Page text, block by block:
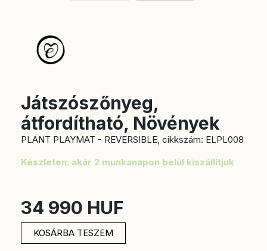
Játszószőnyeg,
átfordítható, Növények
PLANT PLAYMAT - REVERSIBLE, cikkszám: ELPL008
Készleten: akár 2 munkanapon belül kiszállítjuk
34 990 HUF
KOSÁRBA TESZEM